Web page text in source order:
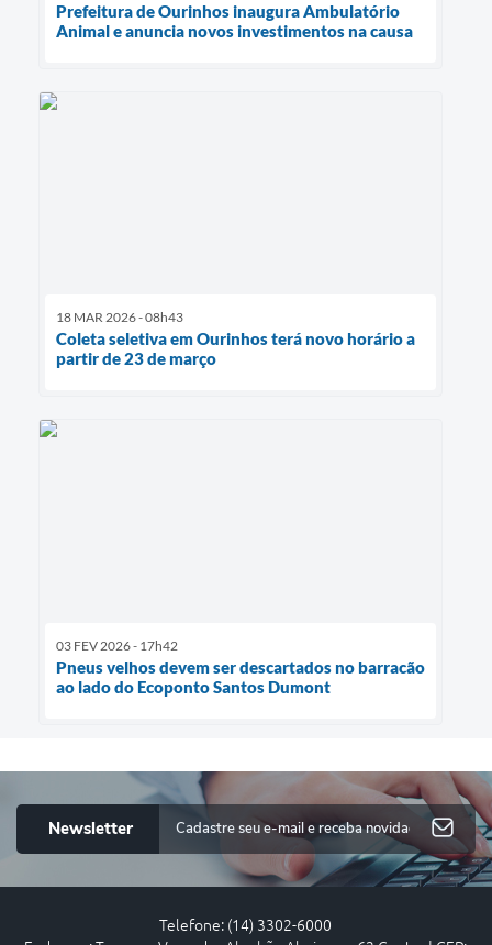
Prefeitura de Ourinhos inaugura Ambulatório
Animal e anuncia novos investimentos na causa
18 MAR 2026 - 08h43
Coleta seletiva em Ourinhos terá novo horário a
partir de 23 de março
03 FEV 2026 - 17h42
Pneus velhos devem ser descartados no barracão
ao lado do Ecoponto Santos Dumont
Newsletter
Telefone: (14) 3302-6000